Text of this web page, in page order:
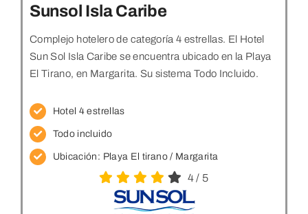
Sunsol Isla Caribe
Complejo hotelero de categoría 4 estrellas. El Hotel
Sun Sol Isla Caribe se encuentra ubicado en la Playa
El Tirano, en Margarita. Su sistema Todo Incluido.
Hotel 4 estrellas
Todo incluido
Ubicación: Playa El tirano / Margarita
4/ 5